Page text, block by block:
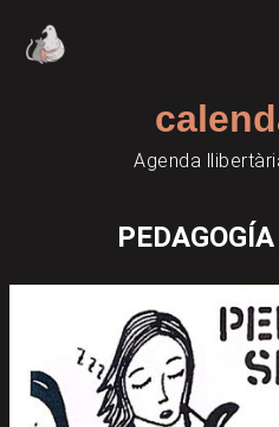
Agenda